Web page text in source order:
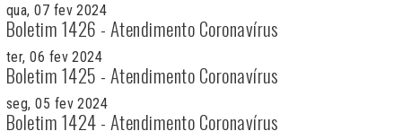
qua, 07 fev 2024
Boletim 1426 - Atendimento Coronavírus
ter, 06 fev 2024
Boletim 1425 - Atendimento Coronavírus
seg, 05 fev 2024
Boletim 1424 - Atendimento Coronavírus